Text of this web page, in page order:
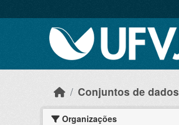
Conjuntos de dados
Organizações